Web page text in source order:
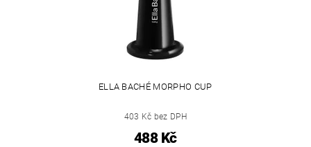
ELLA BACHÉ MORPHO CUP
403 Kč bez DPH
488 Kč